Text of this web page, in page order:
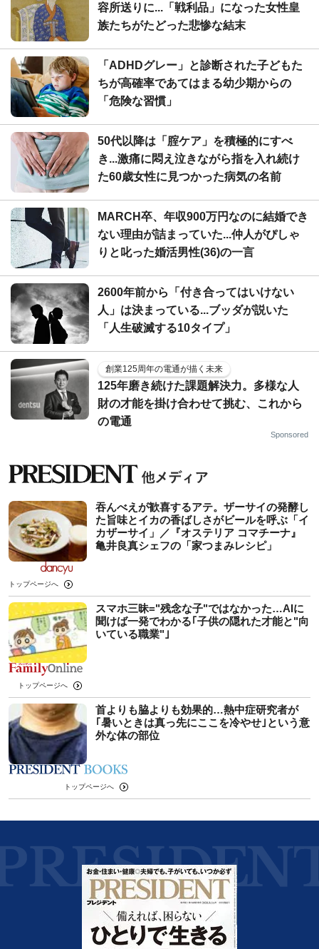
容所送りに...「戦利品」になった女性皇
族たちがたどった悲惨な結末
「ADHDグレー」と診断された子どもた
ちが高確率であてはまる幼少期からの
「危険な習慣」
50代以降は「腟ケア」を積極的にすべ
き...激痛に悶え泣きながら指を入れ続け
た60歳女性に見つかった病気の名前
MARCH卒、年収900万円なのに結婚でき
ない理由が詰まっていた...仲人がぴしゃ
りと叱った婚活男性(36)の一言
2600年前から「付き合ってはいけない
人」は決まっている...ブッダが説いた
「人生破滅する10タイプ」
創業125周年の電通が描く未来
125年磨き続けた課題解決力。多様な人
財の才能を掛け合わせて挑む、これから
の電通
Sponsored
吞んべえが歓喜するアテ。ザーサイの発酵し
た旨味とイカの香ばしさがビールを呼ぶ「イ
カザーサイ」／『オステリア コマチーナ』
⻲井良真シェフの「家つまみレシピ」
トップページへ
スマホ三昧="残念な子"ではなかった…AIに
聞けば一発でわかる｢子供の隠れた才能と"向
いている職業"｣
トップページへ
首よりも脇よりも効果的…熱中症研究者が
｢暑いときは真っ先にここを冷やせ｣という意
外な体の部位
トップページへ